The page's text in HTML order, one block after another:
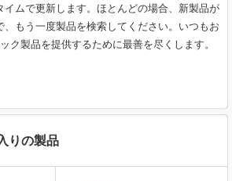
イムで更新します。ほとんどの場合、新製品が
、もう一度製品を検索してください。いつもお
ク製品を提供するために最善を尽くします。
りの製品